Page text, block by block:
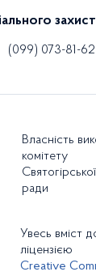
(099) 073-81-62
Власність
комітету
ради
Увесь вміст
ліцензією
Creative